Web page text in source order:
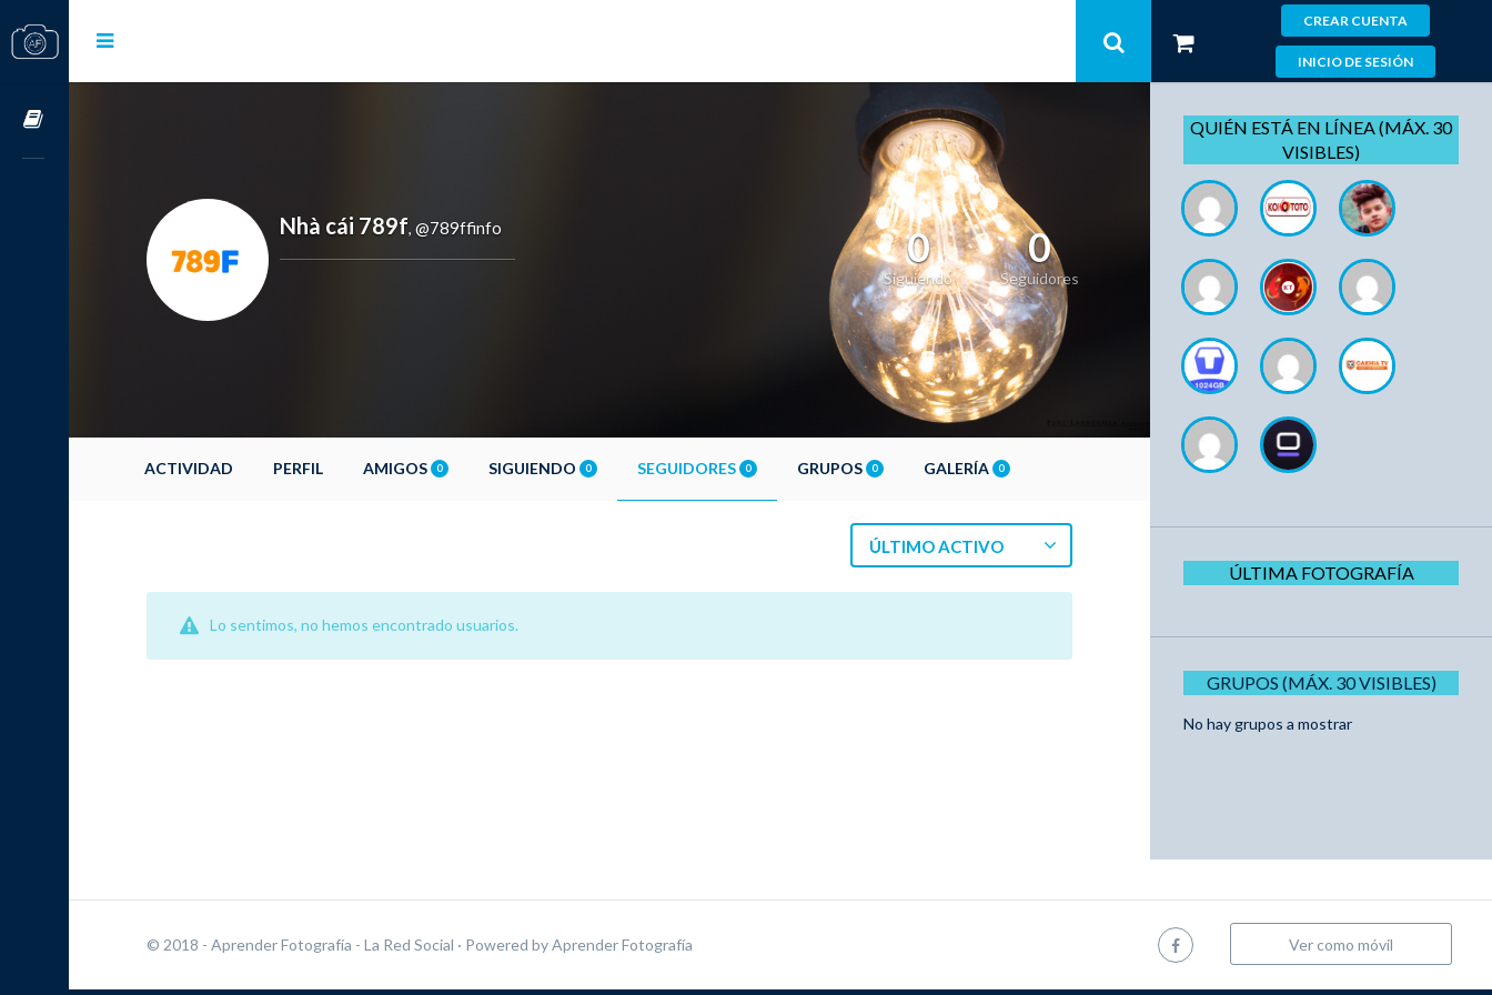
CREAR CUENTA
INICIO DE SESIÓN
Nhà cái 789f, @789ffinfo 0
Siguiendo
0
Seguidores
ACTIVIDAD PERFIL AMIGOS 0 SIGUIENDO 0 SEGUIDORES 0 GRUPOS 0 GALERÍA 0
ÚLTIMO ACTIVO
Lo sentimos, no hemos encontrado usuarios.
QUIÉN ESTÁ EN LÍNEA (MÁX. 30
VISIBLES)
ÚLTIMA FOTOGRAFÍA
GRUPOS (MÁX. 30 VISIBLES)
No hay grupos a mostrar
© 2018 - Aprender Fotografía - La Red Social · Powered byAprender Fotografía